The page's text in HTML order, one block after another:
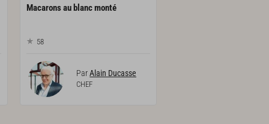
Macaronsau blancmonté
58
ParAlain Ducasse
CHEF